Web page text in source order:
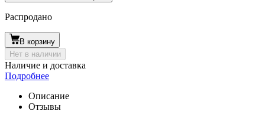
Распродано
В корзину
Нет в наличии
Наличие и доставка
Подробнее
Описание
Отзывы